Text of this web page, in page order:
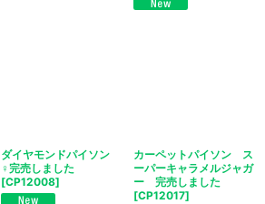
ダイヤモンドパイソン
♀完売しました
[CP12008]
カーペットパイソン ス
ーパーキャラメルジャガ
ー 完売しました
[CP12017]